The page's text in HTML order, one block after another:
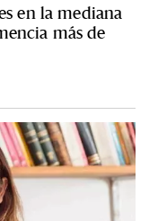
en la mediana
más de